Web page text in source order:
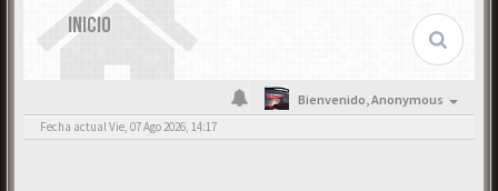
INICIO
Bienvenido,Anonymous
Fecha actual Vie, 07 Ago 2026, 14:17